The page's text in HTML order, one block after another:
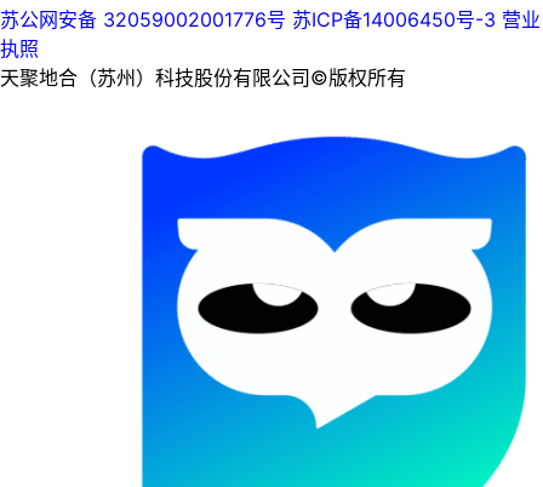
苏公网安备 32059002001776号 苏ICP备14006450号-3 营业
执照
天聚地合（苏州）科技股份有限公司©版权所有